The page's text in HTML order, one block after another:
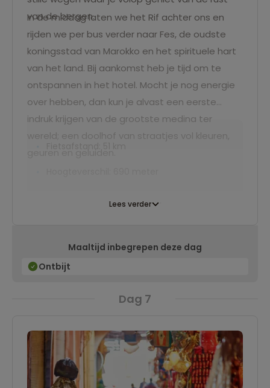
van de bergen.
In de middag laten we het Rif achter ons en
rijden we per bus verder naar Fes, de oudste
koningsstad van Marokko en het spirituele hart
van het land. Bij aankomst heb je tijd om te
ontspannen in het hotel. Mocht je nog energie
over hebben, dan kun je alvast een eerste
indruk krijgen van de grootste medina ter
wereld; een doolhof van straatjes vol kleuren,
Lees verder
Maaltijd inbegrepen deze dag
Ontbijt
Dag 7